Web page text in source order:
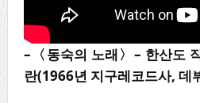
– 〈동숙의 노래〉 – 한산도
란(1966년 지구레코드사, 데